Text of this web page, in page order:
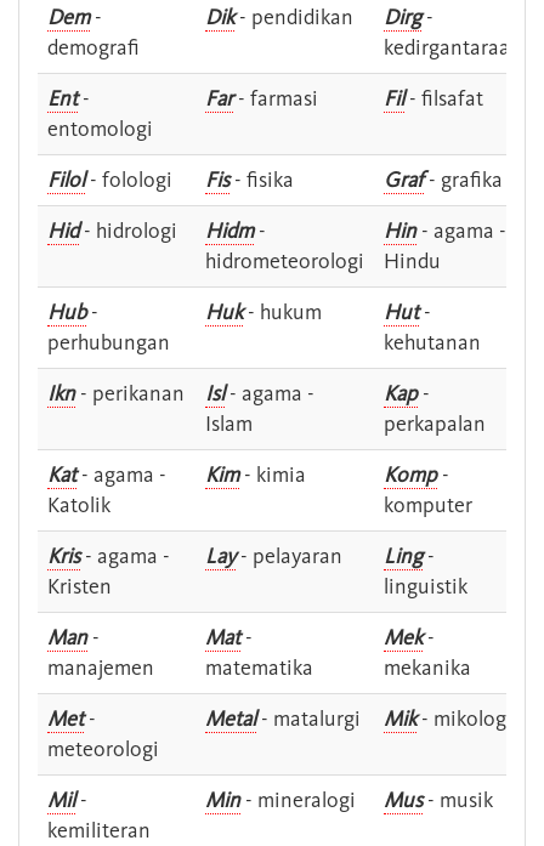
Dem-
demografi
Dik- pendidikan Dirg-
kedirgantaraan
Ent-
entomologi
Far- farmasi Fil- filsafat
Filol- folologi Fis- fisika Graf- grafika
Hid- hidrologi Hidm-
hidrometeorologi
Hin- agama -
Hindu
Hub-
perhubungan
Huk- hukum Hut-
kehutanan
Ikn- perikanan Isl- agama -
Islam
Kap-
perkapalan
Kat- agama -
Katolik
Kim- kimia Komp-
komputer
Kris- agama -
Kristen
Lay- pelayaran Ling-
linguistik
Man-
manajemen
Mat-
matematika
Mek-
mekanika
Met-
meteorologi
Metal- matalurgi Mik- mikologi
Mil-
kemiliteran
Min- mineralogi Mus- musik